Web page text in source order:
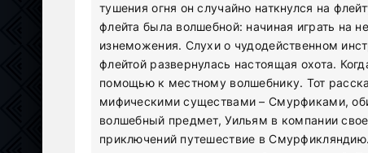
тушения огня он случайно наткнулся на
флейта была волшебной: начиная играть на
изнеможения. Слухи о чудодейственном
флейтой развернулась настоящая охота.
помощью к местному волшебнику. Тот
мифическими существами – Смурфиками,
волшебный предмет, Уильям в компании
приключений путешествие в